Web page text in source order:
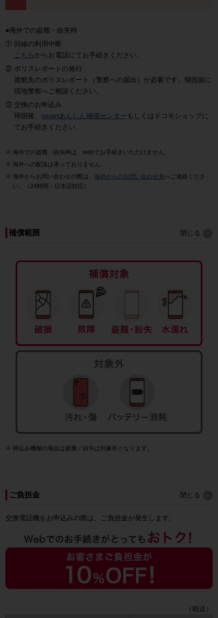
●海外での盗難・紛失時
回線の利用中断
こちらからお電話にてお手続きください。
ポリスレポートの発行
渡航先のポリスレポート（警察への届出）が必要です。帰国前に
現地警察へご相談ください。
交換のお申込み
帰国後、 smartあんしん補償センター もしくはドコモショップに
てお手続きください。
海外での盗難・紛失時は、webでお手続きいただけません。
海外への配送は承っておりません。
海外からお問い合わせの際は、 海外からのお問い合わせ先へご連絡くださ
い。（24時間・日本語対応）
補償範囲 閉じる
持込み機種の場合は盗難／紛失は対象外となります。
ご負担金 閉じる
交換電話機をお申込みの際は、ご負担金が発生します。
（税込）